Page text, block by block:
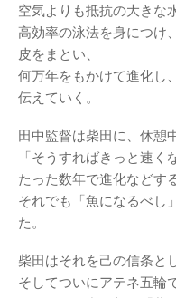
空気よりも抵抗の大きな
高効率の泳法を身につけ
皮をまとい、
何万年をもかけて進化し
伝えていく。
田中監督は柴田に、休憩
「そうすればきっと速く
たった数年で進化などす
それでも「魚になるべし
た。
柴田はそれを己の信条とし
そしてついにアテネ五輪